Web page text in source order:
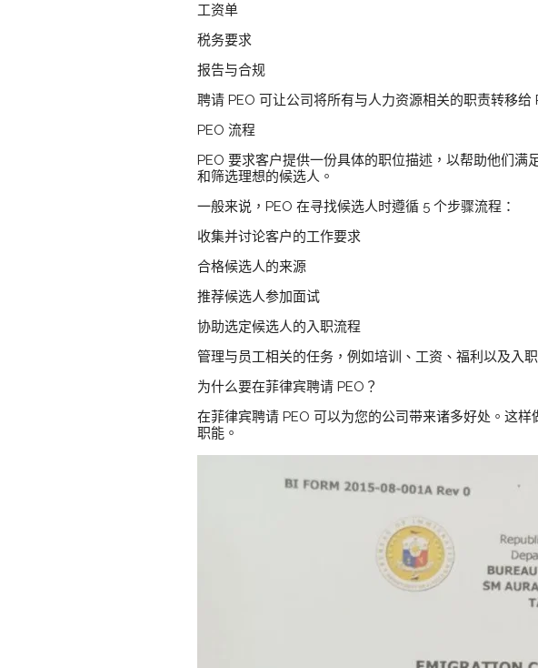
工资单
税务要求
报告与合规
聘请 PEO 可让公司将所有与人力资源相关的职责转移给
PEO 流程
PEO 要求客户提供一份具体的职位描述，以帮助他们
和筛选理想的候选人。
一般来说，PEO 在寻找候选人时遵循 5 个步骤流程：
收集并讨论客户的工作要求
合格候选人的来源
推荐候选人参加面试
协助选定候选人的入职流程
管理与员工相关的任务，例如培训、工资、福利以及入
为什么要在菲律宾聘请 PEO？
在菲律宾聘请 PEO 可以为您的公司带来诸多好处。这
职能。